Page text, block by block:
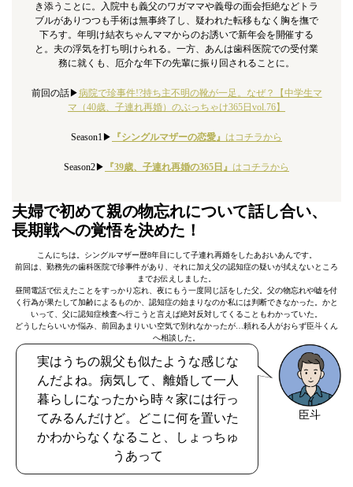
き添うことに。入院中も義父のワガママや義母の面会拒絶などトラ
ブルがありつつも手術は無事終了し、疑われた転移もなく胸を撫で
下ろす。年明け結衣ちゃんママからのお誘いで新年会を開催する
と。夫の浮気を打ち明けられる。一方、あんは歯科医院での受付業
務に就くも、厄介な年下の先輩に振り回されることに。
前回の話▶︎病院で珍事件!?持ち主不明の靴が一足。なぜ？【中学生マ
マ（40歳、子連れ再婚）のぶっちゃけ365日vol.76】
Season1▶︎ 『シングルマザーの恋愛』 はコチラから
Season2▶︎ 『39歳、子連れ再婚の365日』 はコチラから
夫婦で初めて親の物忘れについて話し合い、
長期戦への覚悟を決めた！
こんにちは。シングルマザー歴8年目にして子連れ再婚をしたあおいあんです。
前回は、勤務先の歯科医院で珍事件があり、それに加え父の認知症の疑いが拭えないところ
までお伝えしました。
昼間電話で伝えたことをすっかり忘れ、夜にもう一度同じ話をした父。父の物忘れや嘘を付
く行為が果たして加齢によるものか、認知症の始まりなのか私には判断できなかった。かと
いって、父に認知症検査へ行こうと言えば絶対反対してくることもわかっていた。
どうしたらいいか悩み、前回あまりいい空気で別れなかったが…頼れる人がおらず臣斗くん
へ相談した。
臣斗
実はうちの親父も似たような感じな
んだよね。病気して、離婚して一人
暮らしになったから時々家には行っ
てみるんだけど。どこに何を置いた
かわからなくなること、しょっちゅ
うあって